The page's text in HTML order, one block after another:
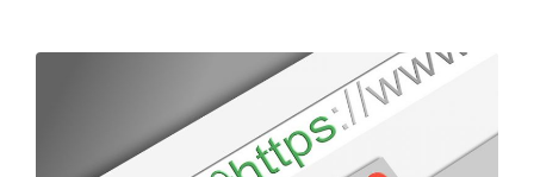
TARIEVEN EN VERGOEDINGEN